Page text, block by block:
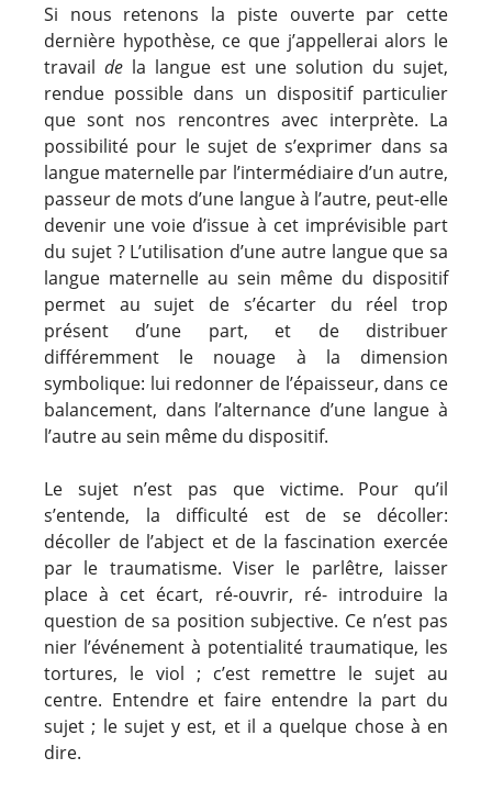
Si nous retenons la piste ouverte par cette
dernière hypothèse, ce que j’appellerai alors le
travailde la langue est une solution du sujet,
rendue possible dans un dispositif particulier
que sont nos rencontres avec interprète. La
possibilité pour le sujet de s’exprimer dans sa
langue maternelle par l’intermédiaire d’un autre,
passeur de mots d’une langue à l’autre, peut-elle
devenir une voie d’issue à cet imprévisible part
du sujet ? L’utilisation d’une autre langue que sa
langue maternelle au sein même du dispositif
permet au sujet de s’écarter du réel trop
présent d’une part, et de distribuer
différemment le nouage à la dimension
symbolique: lui redonner de l’épaisseur, dans ce
balancement, dans l’alternance d’une langue à
l’autre au sein même du dispositif.
Le sujet n’est pas que victime. Pour qu’il
s’entende, la difficulté est de se décoller:
décoller de l’abject et de la fascination exercée
par le traumatisme. Viser le parlêtre, laisser
place à cet écart, ré-ouvrir, ré- introduire la
question de sa position subjective. Ce n’est pas
nier l’événement à potentialité traumatique, les
tortures, le viol ; c’est remettre le sujet au
centre. Entendre et faire entendre la part du
sujet ; le sujet y est, et il a quelque chose à en
dire.